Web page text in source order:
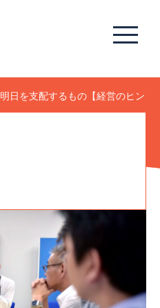
明日を支配するもの【経営のヒント